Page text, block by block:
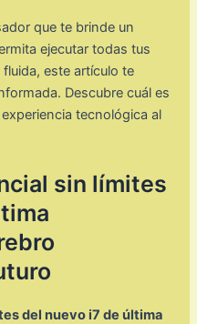
que te brinde un
ejecutar todas tus
este artículo te
Descubre cuál es
tecnológica al
sin límites
del nuevo i7 de última